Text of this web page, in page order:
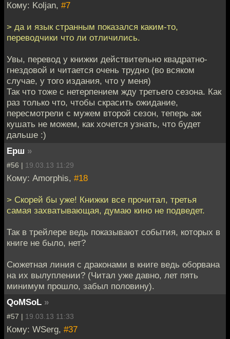
Кому: Koljan, #7
> да и язык странным показался каким-то,
переводчики что ли отличились.
Увы, перевод у книжки действительно квадратно-
гнездовой и читается очень трудно (во всяком
случае, у того издания, что у меня)
Так что тоже с нетерпением жду третьего сезона. Как
раз только что, чтобы скрасить ожидание,
пересмотрели с мужем второй сезон, теперь аж
кушать не можем, как хочется узнать, что будет
дальше :)
Ерш »
#56 | 19.03.13 11:29
Кому: Amorphis, #18
> Скорей бы уже! Книжки все прочитал, третья
самая захватывающая, думаю кино не подведет.
Так в трейлере ведь показывают события, которых в
книге не было, нет?
Сюжетная линия с драконами в книге ведь оборвана
на их вылуплении? (Читал уже давно, лет пять
минимум прошло, забыл половину).
QoMSoL »
#57 | 19.03.13 11:33
Кому: WSerg, #37